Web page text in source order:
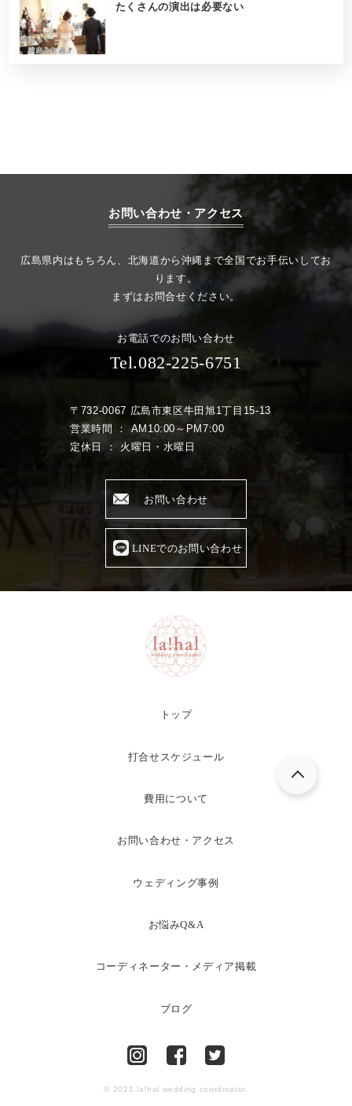
たくさんの演出は必要ない
お問い合わせ・アクセス
広島県内はもちろん、北海道から沖縄まで全国でお手伝いしてお
ります。
まずはお問合せください。
お電話でのお問い合わせ
Tel.082-225-6751
〒732-0067 広島市東区牛田旭1丁目15-13
営業時間 ： AM10:00～PM7:00
定休日 ： 火曜日・水曜日
お問い合わせ
LINEでのお問い合わせ
トップ
打合せスケジュール
費用について
お問い合わせ・アクセス
ウェディング事例
お悩みQ&A
コーディネーター・メディア掲載
ブログ
© 2021 la!hal wedding coordinator.